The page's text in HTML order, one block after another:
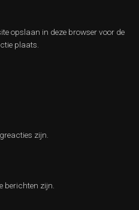
opslaan in deze browser voor de
plaats.
zijn.
berichten zijn.